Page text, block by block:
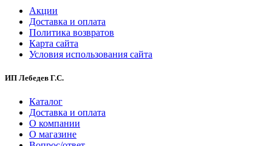
Акции
Доставка и оплата
Политика возвратов
Карта сайта
Условия использования сайта
ИП Лебедев Г.С.
Каталог
Доставка и оплата
О компании
О магазине